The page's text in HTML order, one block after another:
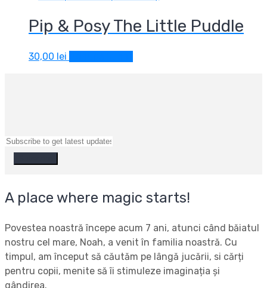
Pip & Posy The Little Puddle
30,00 lei
A place where magic starts!
Povestea noastră începe acum 7 ani, atunci când băiatul
nostru cel mare, Noah, a venit în familia noastră. Cu
timpul, am început să căutăm pe lângă jucării, si cărți
pentru copii, menite să îi stimuleze imaginația și
gândirea.